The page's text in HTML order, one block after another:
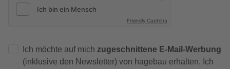
Friendly Captcha
Ich möchte auf mich zugeschnittene E-Mail-Werbung
(inklusive den Newsletter) von hagebau erhalten. Ich